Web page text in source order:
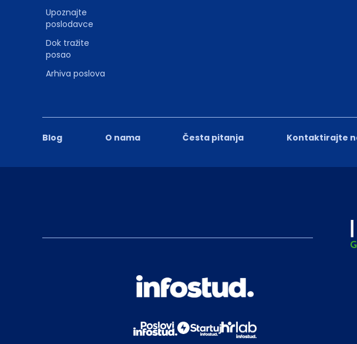
Blog O nama Česta pitanja Kontaktirajte
Upoznajte
poslodavce
Dok tražite
posao
Arhiva poslova